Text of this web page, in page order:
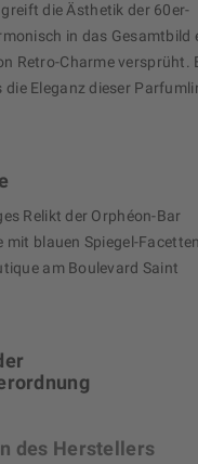
die Ästhetik der 60er-
in das Gesamtbild
Retro-Charme versprüht.
Eleganz dieser
Relikt der Orphéon-Bar
mit blauen Spiegel-Facetten
am Boulevard Saint
des Herstellers